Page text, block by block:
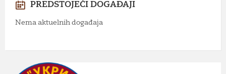
PREDSTOJEĆI DOGAĐAJI
Nema aktuelnih događaja